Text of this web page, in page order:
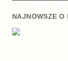
NAJNOWSZE O